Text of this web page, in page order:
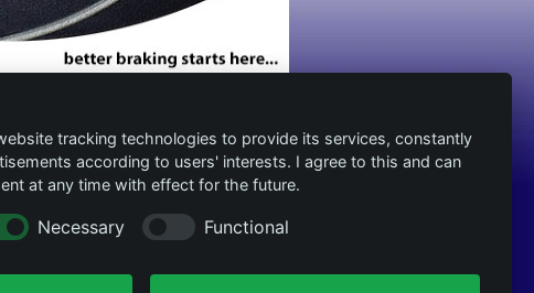
tracking technologies to provide its services, constantly
according to users' interests. I agree to this and can
at any time with effect for the future.
Necessary Functional